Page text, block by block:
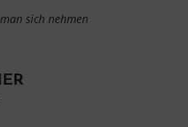
sich nehmen